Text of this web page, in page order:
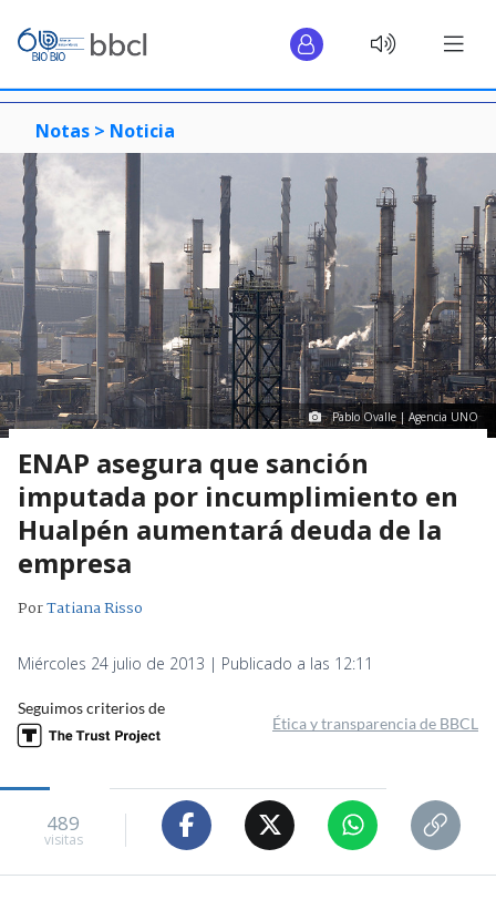
Notas > Noticia
Pablo Ovalle | Agencia UNO
ENAP asegura que sanción
imputada por incumplimiento en
Hualpén aumentará deuda de la
empresa
PorTatiana Risso
Miércoles 24 julio de 2013 | Publicado a las 12:11
Seguimos criterios de
Ética y transparencia de BBCL
489
visitas